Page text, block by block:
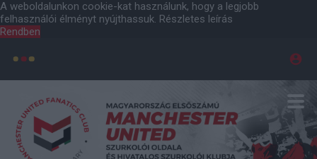
A weboldalunkon cookie-kat használunk, hogy a legjobb
felhasználói élményt nyújthassuk. Részletes leírás
Rendben